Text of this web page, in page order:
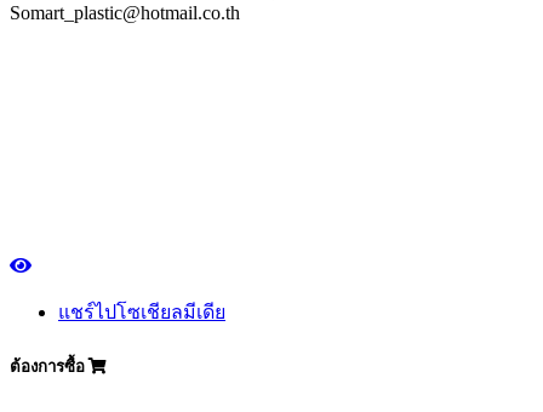
Somart_plastic@hotmail.co.th
แชร์ไปโซเชียลมีเดีย
ต้องการซื้อ